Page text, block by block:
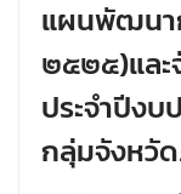
แผนพัฒนา
๒๕๒๕)แล
ประจำปีง
กลุ่มจังหวัด